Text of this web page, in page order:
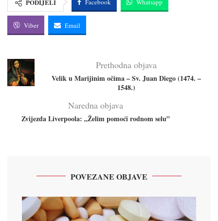
PODIJELI Facebook Whatsapp
Viber Email
Prethodna objava
Velik u Marijinim očima – Sv. Juan Diego (1474. –
1548.)
Naredna objava
Zvijezda Liverpoola: „Želim pomoći rodnom selu”
POVEZANE OBJAVE